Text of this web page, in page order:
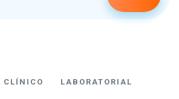
CLÍNICO LABORATORIAL